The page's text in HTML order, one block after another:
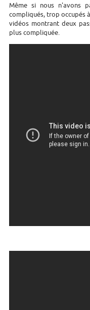
Même si nous n'avons
compliqués, trop occupés
vidéos montrant deux
plus compliquée.